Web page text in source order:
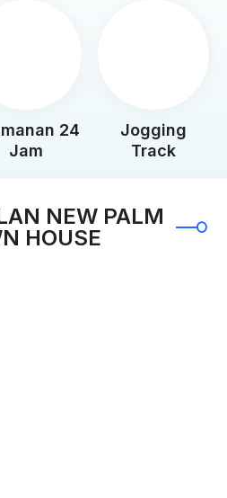
24
Jam
Jogging
Track
NEW PALM
HOUSE